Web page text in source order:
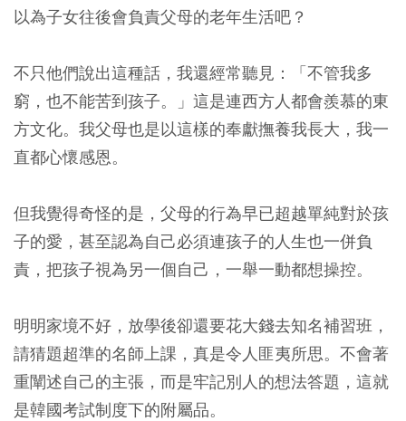
以為子女往後會負責父母的老年生活吧？
不只他們說出這種話，我還經常聽見：「不管我多
窮，也不能苦到孩子。」這是連西方人都會羨慕的東
方文化。我父母也是以這樣的奉獻撫養我長大，我一
直都心懷感恩。
但我覺得奇怪的是， 父母的行為早已超越單純對於孩
子的愛，甚至認為自己必須連孩子的人生也一併負
責，把孩子視為另一個自己，一舉一動都想操控。
明明家境不好，放學後卻還要花大錢去知名補習班，
請猜題超準的名師上課，真是令人匪夷所思。不會著
重闡述自己的主張，而是牢記別人的想法答題，這就
是韓國考試制度下的附屬品。